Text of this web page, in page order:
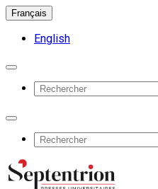
Français
English